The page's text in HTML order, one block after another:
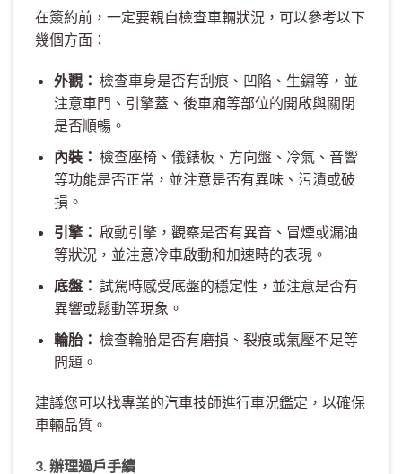
在簽約前，一定要親自檢查車輛狀況，可以參考以下
幾個方面：
外觀： 檢查車身是否有刮痕、凹陷、生鏽等，並
注意車門、引擎蓋、後車廂等部位的開啟與關閉
是否順暢。
內裝： 檢查座椅、儀錶板、方向盤、冷氣、音響
等功能是否正常，並注意是否有異味、污漬或破
損。
引擎： 啟動引擎，觀察是否有異音、冒煙或漏油
等狀況，並注意冷車啟動和加速時的表現。
底盤： 試駕時感受底盤的穩定性，並注意是否有
異響或鬆動等現象。
輪胎： 檢查輪胎是否有磨損、裂痕或氣壓不足等
問題。
建議您可以找專業的汽車技師進行車況鑑定，以確保
車輛品質。
3. 辦理過戶手續